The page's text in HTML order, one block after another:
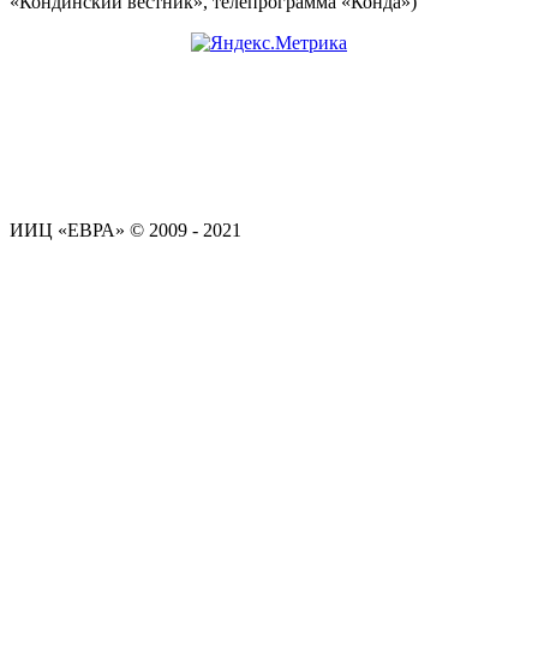
ИИЦ «ЕВРА» © 2009 - 2021